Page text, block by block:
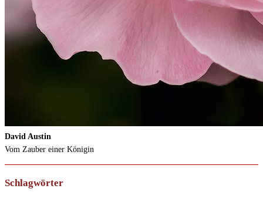
David Austin
Vom Zauber einer Königin
Schlagwörter